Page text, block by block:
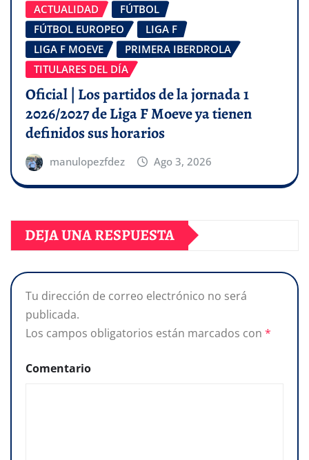
ACTUALIDAD
FÚTBOL
FÚTBOL EUROPEO
LIGA F
LIGA F MOEVE
PRIMERA IBERDROLA
TITULARES DEL DÍA
Oficial | Los partidos de la jornada 1
2026/2027 de Liga F Moeve ya tienen
definidos sus horarios
manulopezfdez Ago 3, 2026
DEJA UNA RESPUESTA
Tu dirección de correo electrónico no será
publicada.
Los campos obligatorios están marcados con *
Comentario